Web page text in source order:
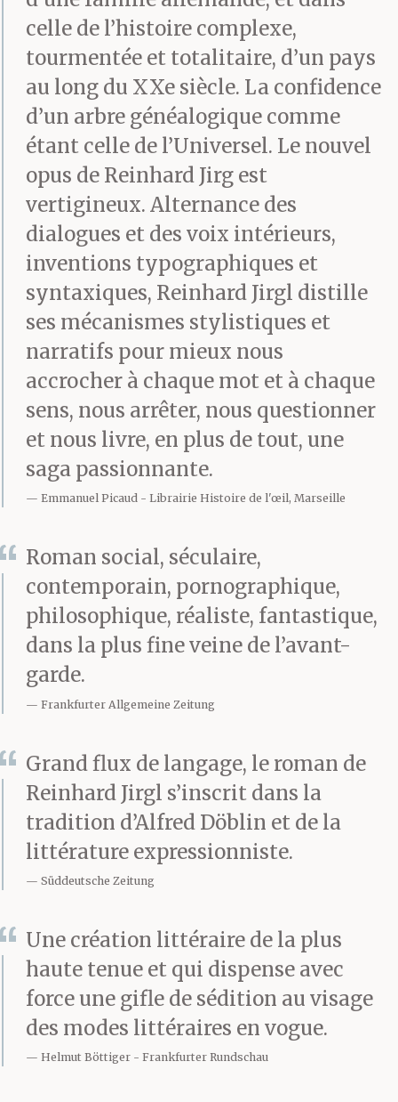
conservent. Tu as été de
ceux-là. Et libérés des
devoir&chargedetravail,
nous=deux aurions pu
exhumer le
commencement de
notre vie des gravats
ordinaires Dézannées,
comme des havres
enfouis de l’enfance.
Redevenirenfant dans
sa vieillesse, tant que le
Count-Down de la vie
nous l’accorde encore. –
court, Henriette, à peine
six mois te furent
comptés pour ton
temps d’enfance
en moi le sentiment
non pas que tu m’aies
abandonné, mais que
c’est moi qui !t’aie
m’attardant=ici….. – De
l’eau, tiède & qui coule
avec parcimonie du
robinet de la fontaine,
celle de l’histoire complexe,
tourmentée et totalitaire, d’un pays
au long du XXe siècle. La confidence
d’un arbre généalogique comme
étant celle de l’Universel. Le nouvel
opus de Reinhard Jirg est
vertigineux. Alternance des
dialogues et des voix intérieurs,
inventions typographiques et
syntaxiques, Reinhard Jirgl distille
ses mécanismes stylistiques et
narratifs pour mieux nous
accrocher à chaque mot et à chaque
sens, nous arrêter, nous questionner
et nous livre, en plus de tout, une
saga passionnante.
Emmanuel Picaud Librairie Histoire de l'œil, Marseille
Roman social, séculaire,
contemporain, pornographique,
philosophique, réaliste, fantastique,
dans la plus fine veine de l’avant-
garde.
Frankfurter Allgemeine Zeitung
Grand flux de langage, le roman de
Reinhard Jirgl s’inscrit dans la
tradition d’Alfred Döblin et de la
littérature expressionniste.
Süddeutsche Zeitung
Une création littéraire de la plus
haute tenue et qui dispense avec
force une gifle de sédition au visage
des modes littéraires en vogue.
Helmut Böttiger Frankfurter Rundschau